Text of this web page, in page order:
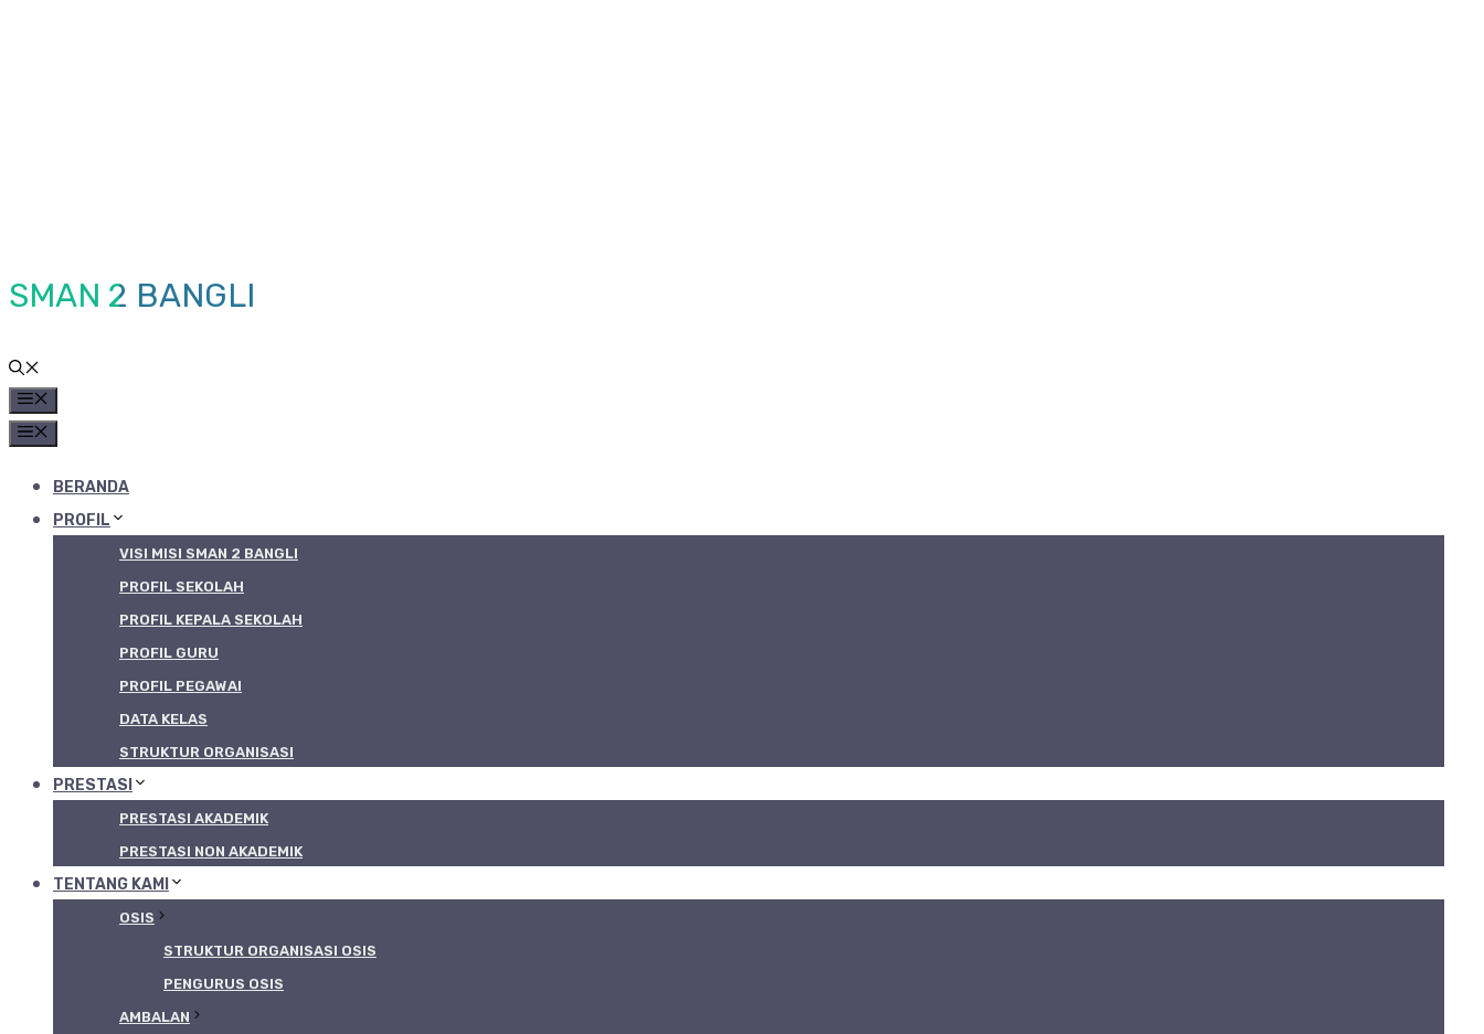
SMAN 2 BANGLI
BERANDA
PROFIL
VISI MISI SMAN 2 BANGLI
PROFIL SEKOLAH
PROFIL KEPALA SEKOLAH
PROFIL GURU
PROFIL PEGAWAI
DATA KELAS
STRUKTUR ORGANISASI
PRESTASI
PRESTASI AKADEMIK
PRESTASI NON AKADEMIK
TENTANG KAMI
OSIS
STRUKTUR ORGANISASI OSIS
PENGURUS OSIS
AMBALAN